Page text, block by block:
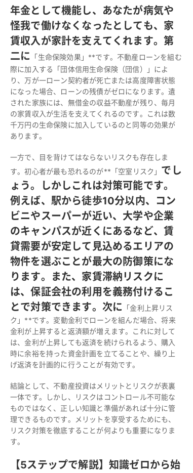
年金として機能し、あなたが病気や
怪我で働けなくなったとしても、家
賃収入が家計を支えてくれます。第
二に
「生命保険効果」**です。不動産ローンを組む
際に加入する「団体信用生命保険（団信）」によ
り、万が一ローン契約者が死亡または高度障害状態
になった場合、ローンの残債がゼロになります。遺
された家族には、無借金の収益不動産が残り、毎月
の家賃収入が生活を支えてくれるのです。これは数
千万円の生命保険に加入しているのと同等の効果が
あります。
一方で、目を背けてはならないリスクも存在しま
す。初心者が最も恐れるのが**「空室リスク」 でし
ょう。しかしこれは対策可能です。
例えば、駅から徒歩10分以内、コン
ビニやスーパーが近い、大学や企業
のキャンパスが近くにあるなど、賃
貸需要が安定して見込めるエリアの
物件を選ぶことが最大の防御策にな
ります。また、家賃滞納リスクに
は、保証会社の利用を義務付けるこ
とで対策できます。次に
「金利上昇リス
ク」**です。変動金利でローンを組んだ場合、将来
金利が上昇すると返済額が増えます。これに対して
は、金利が上昇しても返済を続けられるよう、購入
時に余裕を持った資金計画を立てることや、繰り上
げ返済を計画的に行うことが有効です。
結論として、不動産投資はメリットとリスクが表裏
一体です。しかし、リスクはコントロール不可能な
ものではなく、正しい知識と準備があれば十分に管
理できるものです。メリットを享受するためにも、
リスク対策を徹底することが何よりも重要になりま
す。
【5ステップで解説】知識ゼロから始